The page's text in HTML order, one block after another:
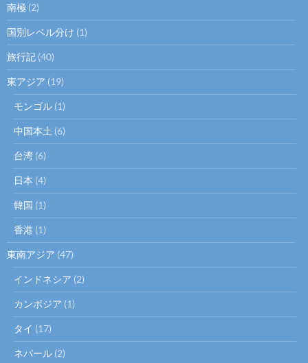
南極 (2)
国別レベル分け (1)
旅行記 (40)
東アジア (19)
モンゴル (1)
中国本土 (6)
台湾 (6)
日本 (4)
韓国 (1)
香港 (1)
東南アジア (47)
インドネシア (2)
カンボジア (1)
タイ (17)
ネパール (2)